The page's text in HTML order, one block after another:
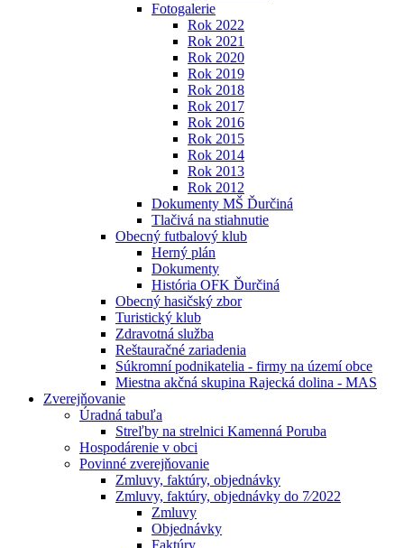
Fotogalerie
Rok 2022
Rok 2021
Rok 2020
Rok 2019
Rok 2018
Rok 2017
Rok 2016
Rok 2015
Rok 2014
Rok 2013
Rok 2012
Dokumenty MŠ Ďurčiná
Tlačivá na stiahnutie
Obecný futbalový klub
Herný plán
Dokumenty
História OFK Ďurčiná
Obecný hasičský zbor
Turistický klub
Zdravotná služba
Reštauračné zariadenia
Súkromní podnikatelia - firmy na území obce
Miestna akčná skupina Rajecká dolina - MAS
Zverejňovanie
Úradná tabuľa
Streľby na strelnici Kamenná Poruba
Hospodárenie v obci
Povinné zverejňovanie
Zmluvy, faktúry, objednávky
Zmluvy, faktúry, objednávky do 7⁄2022
Zmluvy
Objednávky
Faktúry